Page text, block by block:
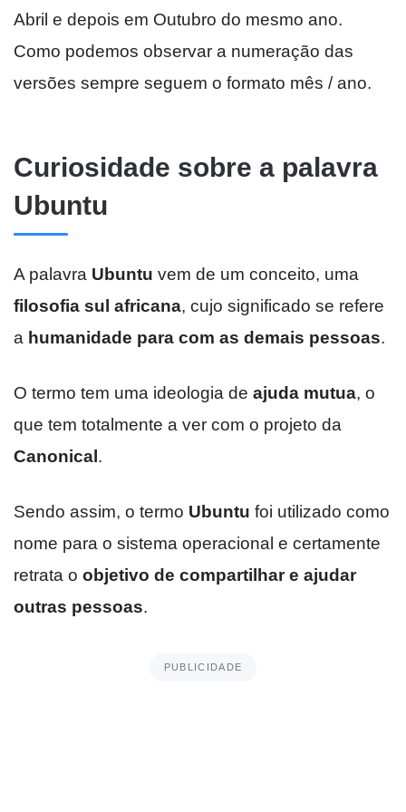
Abril e depois em Outubro do mesmo ano.
Como podemos observar a numeração das
versões sempre seguem o formato mês / ano.
Curiosidade sobre a palavra
Ubuntu
A palavra Ubuntu vem de um conceito, uma
filosofia sul africana, cujo significado se refere
a humanidade para com as demais pessoas.
O termo tem uma ideologia de ajuda mutua, o
que tem totalmente a ver com o projeto da
Canonical.
Sendo assim, o termo Ubuntu foi utilizado como
nome para o sistema operacional e certamente
retrata o objetivo de compartilhar e ajudar
outras pessoas.
PUBLICIDADE